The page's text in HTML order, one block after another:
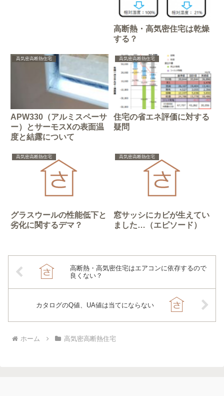
高断熱・高気密住宅は乾燥
する？
高気密高断熱住宅
APW330（アルミスペーサ
ー）とサーモスXの表面温
度と結露について
高気密高断熱住宅
住宅の省エネ評価に対する
疑問
高気密高断熱住宅
グラスウールの性能低下と
劣化に関するデマ？
高気密高断熱住宅
窓サッシにカビが生えてい
ました…（エピソード）
高断熱・高気密住宅はエアコンに依存するので
良くない？
カタログのQ値、UA値は当てにならない
ホーム 高気密高断熱住宅